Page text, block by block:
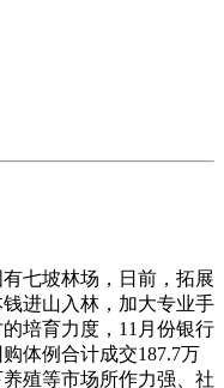
七坡林场，日前，拓展
进山入林，加大专业手
培育力度，11月份银行
体例合计成交187.7万
殖等市场所作力强、社